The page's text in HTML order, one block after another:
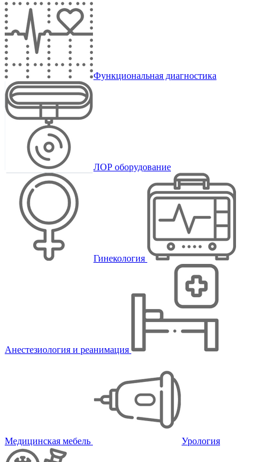
Функциональная диагностика
ЛОР оборудование
Гинекология
Анестезиология и реанимация
Медицинская мебель Урология